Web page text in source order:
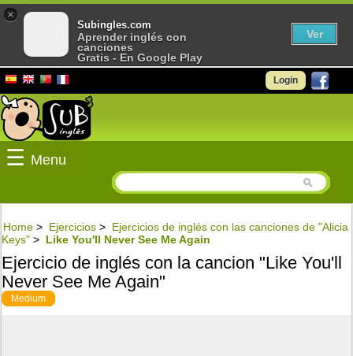
Login
☰ Menu
Home > Ejercicios > Ejercicios de inglés con las canciones de "Alicia
Keys" > Like You'll Never See Me Again
Ejercicio de inglés con la cancion "Like You'll
Never See Me Again"
Medium
×
Subingles.com
Aprender inglés con
canciones
Gratis - En Google Play
Ver